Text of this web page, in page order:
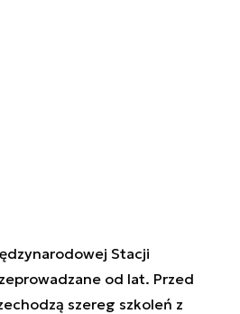
Stacji
od lat. Przed
szereg szkoleń z